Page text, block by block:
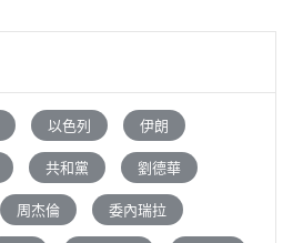
以色列 伊朗
共和黨 劉德華
周杰倫 委內瑞拉